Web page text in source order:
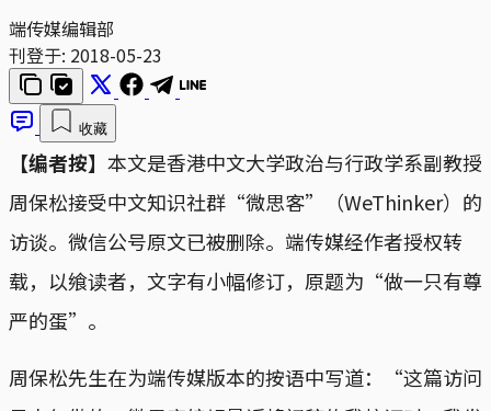
端传媒编辑部
刊登于: 2018-05-23
收藏
【编者按】 本文是香港中文大学政治与行政学系副教授
周保松接受中文知识社群“微思客”（WeThinker）的
访谈。微信公号原文已被删除。端传媒经作者授权转
载，以飨读者，文字有小幅修订，原题为“做一只有尊
严的蛋”。
周保松先生在为端传媒版本的按语中写道：“这篇访问